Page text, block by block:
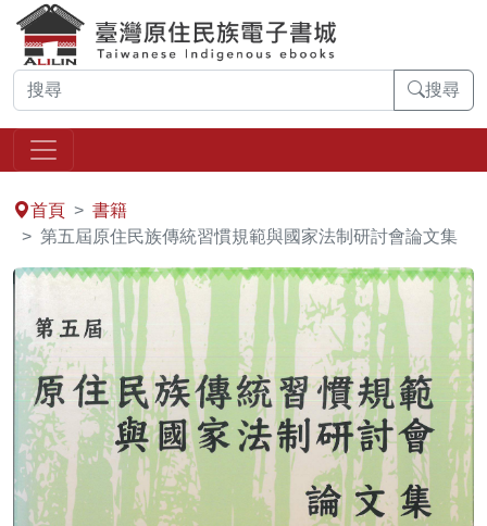
搜尋
首頁
書籍
第五屆原住民族傳統習慣規範與國家法制研討會論文集